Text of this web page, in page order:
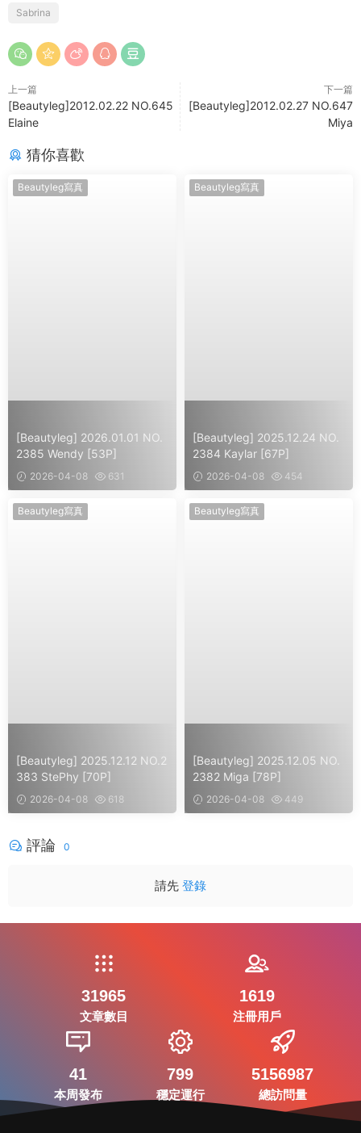
Sabrina
上一篇
[Beautyleg]2012.02.22 NO.645
Elaine
下一篇
[Beautyleg]2012.02.27 NO.647
Miya
猜你喜歡
Beautyleg寫真
[Beautyleg] 2026.01.01 NO.
2385 Wendy [53P]
2026-04-08 631
Beautyleg寫真
[Beautyleg] 2025.12.24 NO.
2384 Kaylar [67P]
2026-04-08 454
Beautyleg寫真
[Beautyleg] 2025.12.12 NO.2
383 StePhy [70P]
2026-04-08 618
Beautyleg寫真
[Beautyleg] 2025.12.05 NO.
2382 Miga [78P]
2026-04-08 449
評論 0
請先 登錄
31965
文章數目
1619
注冊用戶
41
本周發布
799
穩定運行
5156987
總訪問量